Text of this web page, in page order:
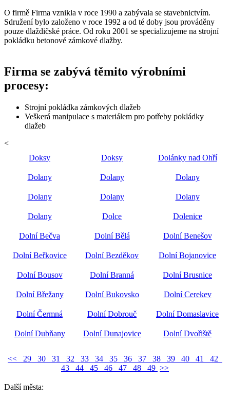
O firmě Firma vznikla v roce 1990 a zabývala se stavebnictvím.
Sdružení bylo založeno v roce 1992 a od té doby jsou prováděny
pouze dlaždičské práce. Od roku 2001 se specializujeme na strojní
pokládku betonové zámkové dlažby.
Firma se zabývá těmito výrobními
procesy:
Strojní pokládka zámkových dlažeb
Veškerá manipulace s materiálem pro potřeby pokládky
dlažeb
<
Doksy
Doksy Dolánky nad Ohří
Dolany Dolany Dolany
Dolany Dolany Dolany
Dolany Dolce Dolenice
Dolní Bečva Dolní Bělá Dolní Benešov
Dolní Beřkovice Dolní Bezděkov Dolní Bojanovice
Dolní Bousov Dolní Branná Dolní Brusnice
Dolní Břežany Dolní Bukovsko Dolní Cerekev
Dolní Čermná Dolní Dobrouč Dolní Domaslavice
Dolní Dubňany Dolní Dunajovice Dolní Dvořiště
<< 29 30 31 32 33 34 35 36 37 38 39 40 41
42
43
44 45 46 47 48 49 >>
Další města: